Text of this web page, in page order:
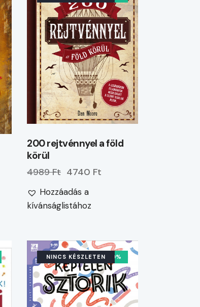
200 rejtvénnyel a föld
körül
4989 Ft 4740 Ft
Hozzáadás a
kívánságlistához
NINCS KÉSZLETEN -10%